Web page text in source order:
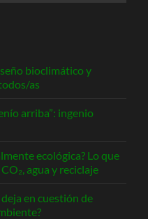
bioclimático y
as
arriba”: ingenio
ecológica? Lo que
agua y reciclaje
en cuestión de